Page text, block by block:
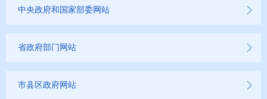
中央政府和国家部委网站
省政府部门网站
市县区政府网站